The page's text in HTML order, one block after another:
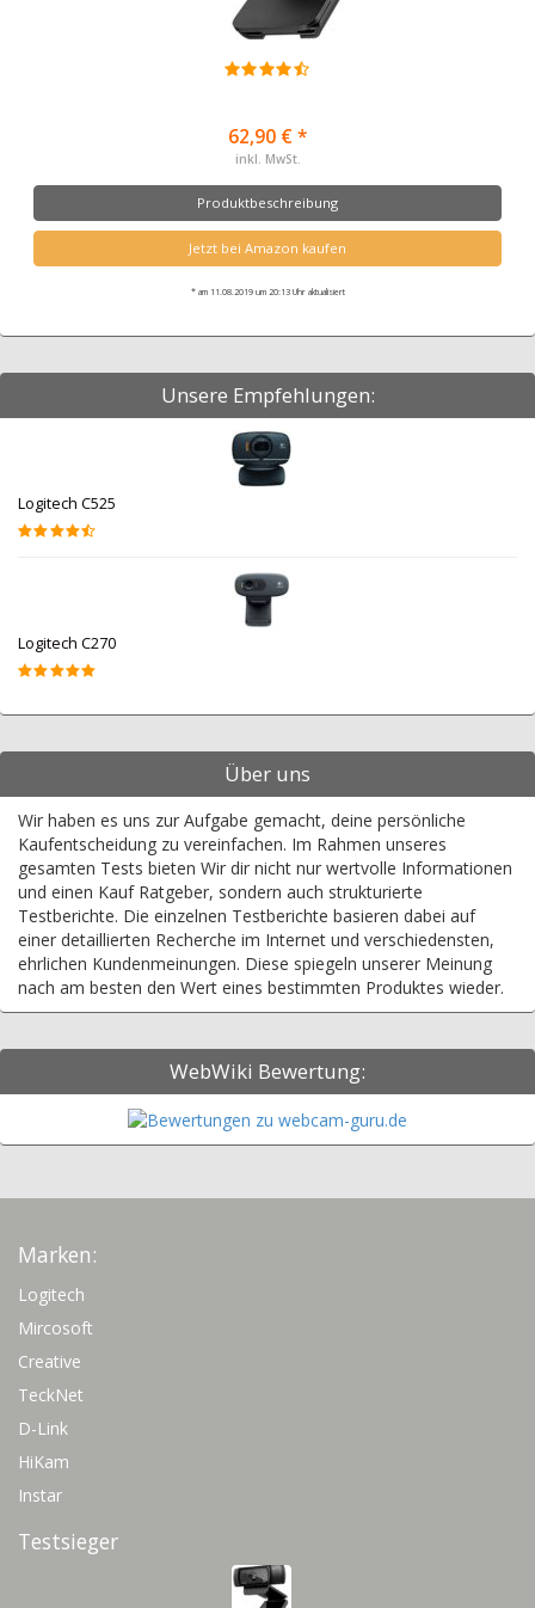
62,90 € *
inkl. MwSt.
Produktbeschreibung
Jetzt bei Amazon kaufen
* am 11.08.2019 um 20:13 Uhr aktualisiert
Unsere Empfehlungen:
Logitech C525
Logitech C270
Über uns
Wir haben es uns zur Aufgabe gemacht, deine persönliche
Kaufentscheidung zu vereinfachen. Im Rahmen unseres
gesamten Tests bieten Wir dir nicht nur wertvolle Informationen
und einen Kauf Ratgeber, sondern auch strukturierte
Testberichte. Die einzelnen Testberichte basieren dabei auf
einer detaillierten Recherche im Internet und verschiedensten,
ehrlichen Kundenmeinungen. Diese spiegeln unserer Meinung
nach am besten den Wert eines bestimmten Produktes wieder.
WebWiki Bewertung:
Marken:
Logitech
Mircosoft
Creative
TeckNet
D-Link
HiKam
Instar
Testsieger